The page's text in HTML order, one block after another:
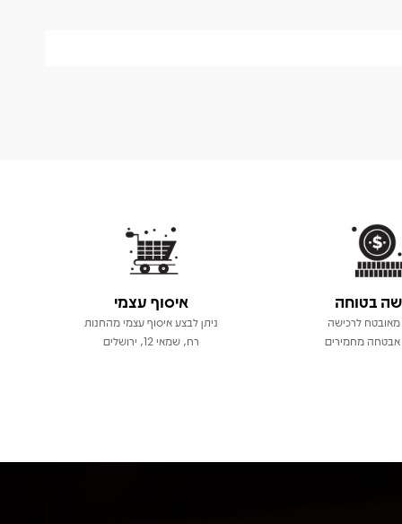
בטוחה
לרכישה
אבטחה מחמירים
איסוף עצמי
ניתן לבצע איסוף עצמי מהחנות
רח, שמאי 12, ירושלים